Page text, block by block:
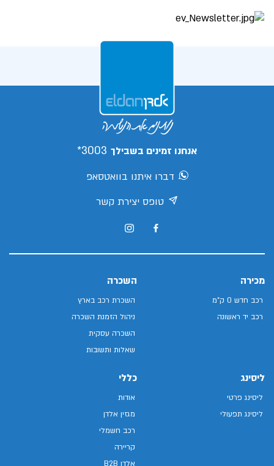
אנחנו זמינים בשבילך 3003*
דברו איתנו בוואטסאפ
טופס יצירת קשר
מכירה
רכב חדש 0 ק"מ
רכב יד ראשונה
השכרה
השכרת רכב בארץ
ניהול הזמנת השכרה
השכרה עסקית
שאלות ותשובות
ליסינג
ליסינג פרטי
ליסינג תפעולי
כללי
אודות
מגזין אלדן
רכב חשמלי
קריירה
אלדן B2B